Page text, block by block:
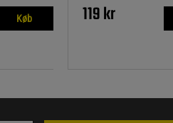
Køb 119 kr